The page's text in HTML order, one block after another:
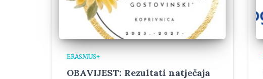
ERASMUS+
OBAVIJEST: Rezultati natječaja